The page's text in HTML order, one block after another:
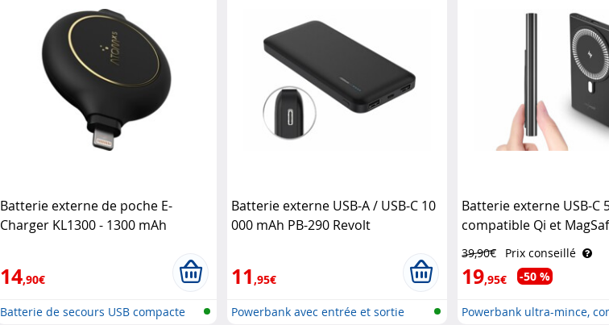
Batterie externe de poche E-
Charger KL1300 - 1300 mAh
14,90€
Batterie de secours USB compacte
Batterie externe USB-A / USB-C 10
000 mAh PB-290 Revolt
11 ,95€
Powerbank avec entrée et sortie
Batterie externe USB-C
compatible Qi et
39,90€ Prix conseillé
19,95€ -50 %
Powerbank ultra-mince,